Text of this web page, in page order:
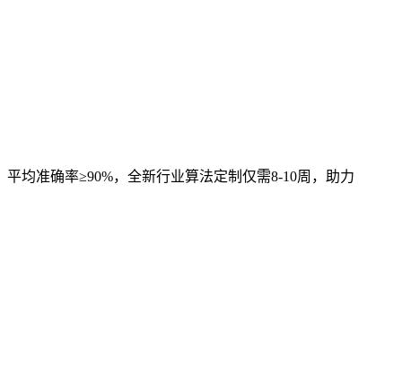
均准确率≥90%，全新行业算法定制仅需8-10周，助力